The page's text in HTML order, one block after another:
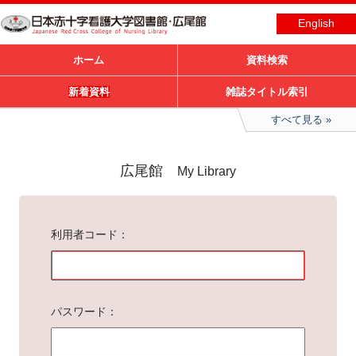
English
ホーム 資料検索
新着資料 雑誌タイトル索引
すべて見る
広尾館 My Library
利用者コード
パスワード